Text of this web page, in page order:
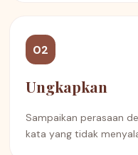
02
Ungkapkan
Sampaikan perasaan
kata yang tidak